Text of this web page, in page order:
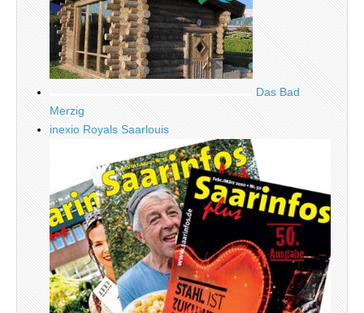
Das Bad
Merzig
inexio Royals Saarlouis